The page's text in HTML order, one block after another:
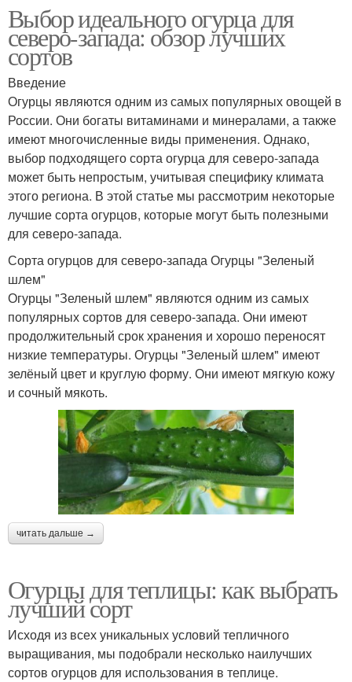
Выбор идеального огурца для
северо-запада: обзор лучших
сортов
Введение
Огурцы являются одним из самых популярных овощей в
России. Они богаты витаминами и минералами, а также
имеют многочисленные виды применения. Однако,
выбор подходящего сорта огурца для северо-запада
может быть непростым, учитывая специфику климата
этого региона. В этой статье мы рассмотрим некоторые
лучшие сорта огурцов, которые могут быть полезными
для северо-запада.
Сорта огурцов для северо-запада Огурцы "Зеленый
шлем"
Огурцы "Зеленый шлем" являются одним из самых
популярных сортов для северо-запада. Они имеют
продолжительный срок хранения и хорошо переносят
низкие температуры. Огурцы "Зеленый шлем" имеют
зелёный цвет и круглую форму. Они имеют мягкую кожу
и сочный мякоть.
читать дальше →
Огурцы для теплицы: как выбрать
лучший сорт
Исходя из всех уникальных условий тепличного
выращивания, мы подобрали несколько наилучших
сортов огурцов для использования в теплице.